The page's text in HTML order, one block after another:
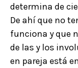
determina de
De ahí que no
funciona y que
de las y los
en pareja está